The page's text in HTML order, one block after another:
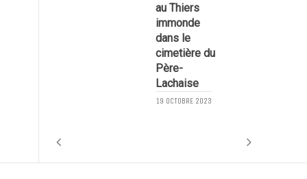
au Thiers
immonde
dans le
cimetière du
Père-
Lachaise
19 OCTOBRE 2023